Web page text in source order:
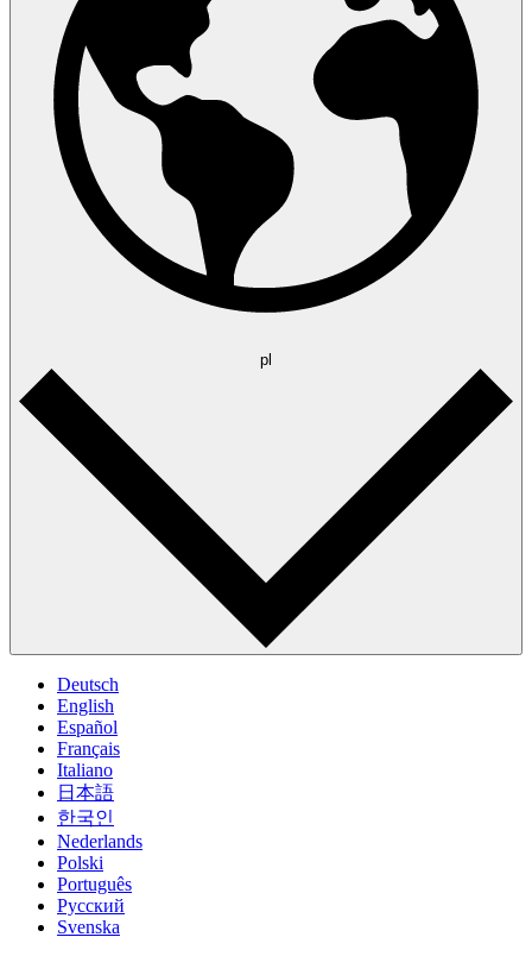
pl
Deutsch
English
Español
Français
Italiano
日本語
한국인
Nederlands
Polski
Português
Pусский
Svenska